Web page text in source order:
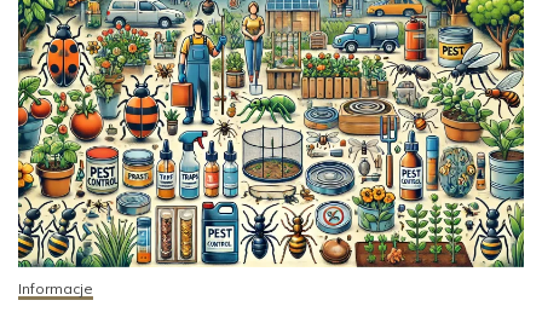
Informacje